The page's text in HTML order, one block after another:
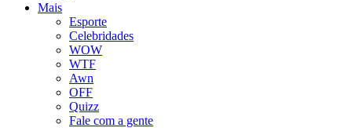
Mais
Esporte
Celebridades
WOW
WTF
Awn
OFF
Quizz
Fale com a gente